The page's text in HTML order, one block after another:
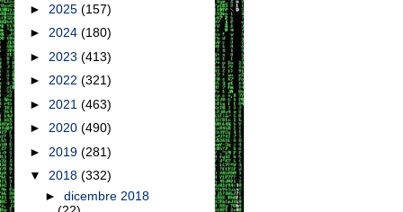
► 2025 (157)
► 2024 (180)
► 2023 (413)
► 2022 (321)
► 2021 (463)
► 2020 (490)
► 2019 (281)
▼ 2018 (332)
► dicembre 2018